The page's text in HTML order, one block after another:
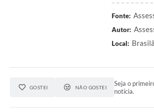
Fonte:
Autor:
Local:
GOSTEI NÃO GOSTEI
Seja o
notícia.